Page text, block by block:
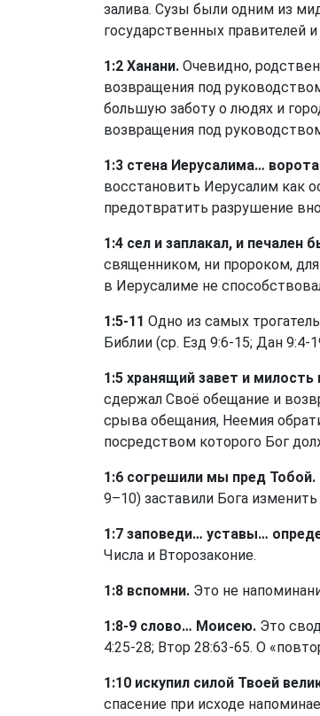
залива. Сузы были одним из
государственных правителей
1:2 Ханани. Очевидно,
возвращения под
большую заботу о людях и
возвращения под
1:3 стена Иерусалима…
восстановить Иерусалим как
предотвратить разрушение
1:4 сел и заплакал, и печален
священником, ни пророком,
в Иерусалиме не
1:5-11 Одно из самых
Библии (ср. Езд 9:6-15; Дан 9:4-
1:5 хранящий завет и
сдержал Своё обещание и
срыва обещания, Неемия
посредством которого Бог
1:6 согрешили мы пред Тобой.
9–10) заставили Бога
1:7 заповеди… уставы…
Числа и Второзаконие.
1:8 вспомни. Это не
1:8-9 слово… Моисею. Это
4:25-28; Втор 28:63-65. О
1:10 искупил силой Твоей
спасение при исходе